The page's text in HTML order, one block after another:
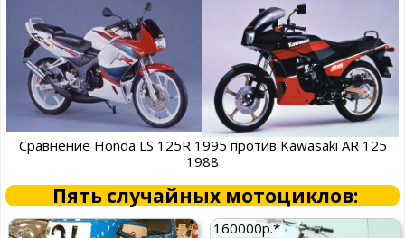
Сравнение Honda LS 125R 1995 против Kawasaki AR 125
1988
Пять случайных мотоциклов:
160000р.*